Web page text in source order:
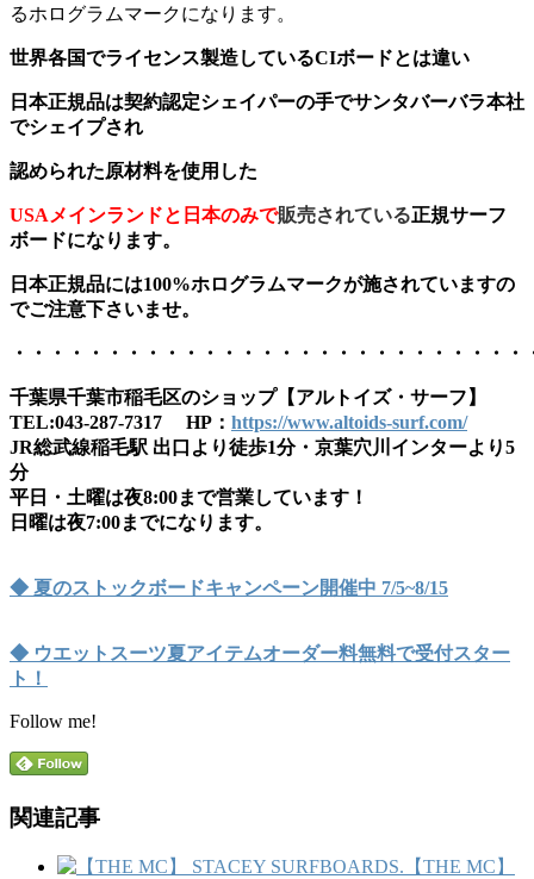
るホログラムマークになります。
世界各国でライセンス製造しているCIボードとは違い
日本正規品は契約認定シェイパーの手でサンタバーバラ本社
でシェイプされ
認められた原材料を使用した
USAメインランドと日本のみで販売されている正規サーフ
ボードになります。
日本正規品には100%ホログラムマークが施されていますの
でご注意下さいませ。
・・・・・・・・・・・・・・・・・・・・・・・・・・
千葉県千葉市稲毛区のショップ【アルトイズ・サーフ】
TEL:043-287-7317 HP： https://www.altoids-surf.com/
JR総武線稲毛駅 出口より徒歩1分・京葉穴川インターより5
分
平日・土曜は夜8:00まで営業しています！
日曜は夜7:00までになります。
◆ 夏のストックボードキャンペーン開催中 7/5~8/15
◆ ウエットスーツ夏アイテムオーダー料無料で受付スター
ト！
Follow me!
関連記事
【THE MC】